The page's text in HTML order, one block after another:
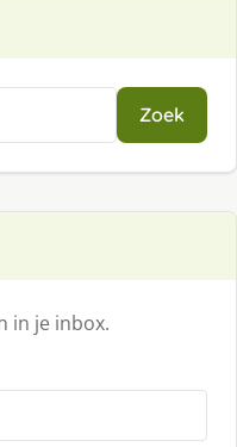
Zoek
in je inbox.